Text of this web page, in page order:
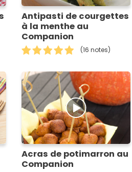
Antipasti de courgettes
à la menthe au
Companion
(16 notes)
Acras de potimarron au
Companion